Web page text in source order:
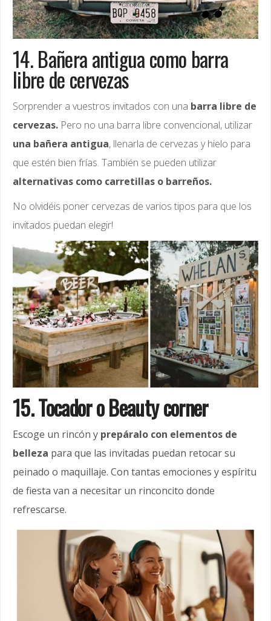
14. Bañera antigua como barra
libre de cervezas
Sorprender a vuestros invitados con una barra libre de
cervezas. Pero no una barra libre convencional, utilizar
una bañera antigua, llenarla de cervezas y hielo para
que estén bien frías. También se pueden utilizar
alternativas como carretillas o barreños.
No olvidéis poner cervezas de varios tipos para que los
invitados puedan elegir!
15. Tocador o Beauty corner
Escoge un rincón y prepáralo con elementos de
belleza para que las invitadas puedan retocar su
peinado o maquillaje. Con tantas emociones y espíritu
de fiesta van a necesitar un rinconcito donde
refrescarse.